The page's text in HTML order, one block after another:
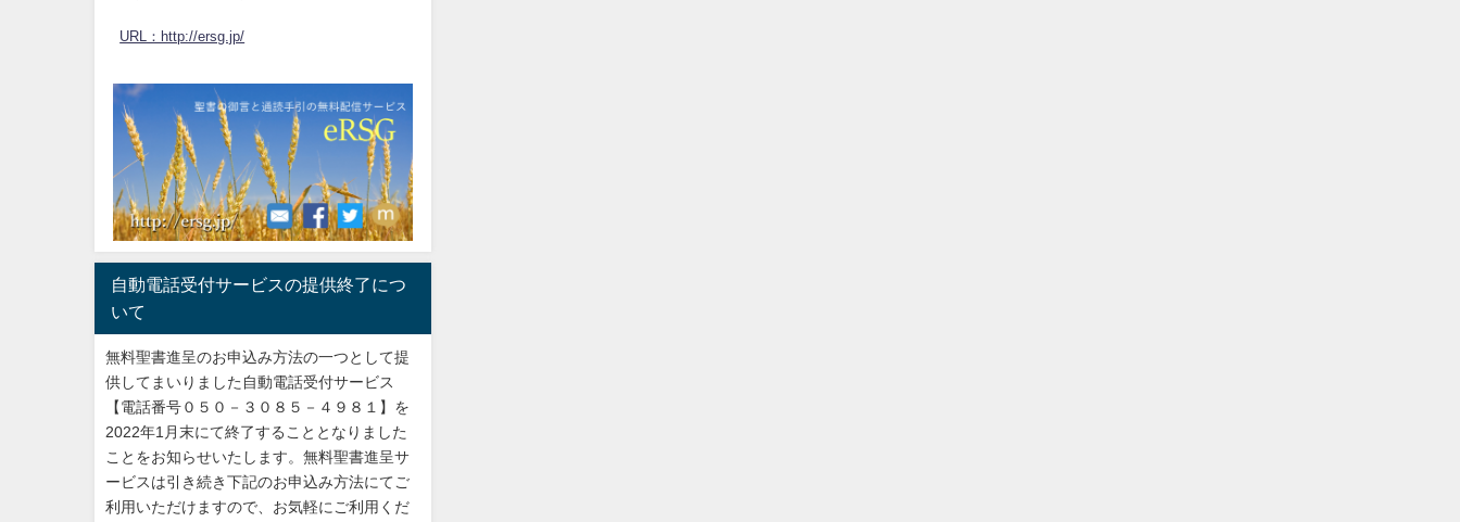
URL：http://ersg.jp/
自動電話受付サービスの提供終了につ
いて
無料聖書進呈のお申込み方法の一つとして提
供してまいりました自動電話受付サービス
【電話番号０５０－３０８５－４９８１】を
2022年1月末にて終了することとなりました
ことをお知らせいたします。無料聖書進呈サ
ービスは引き続き下記のお申込み方法にてご
利用いただけますので、お気軽にご利用くだ